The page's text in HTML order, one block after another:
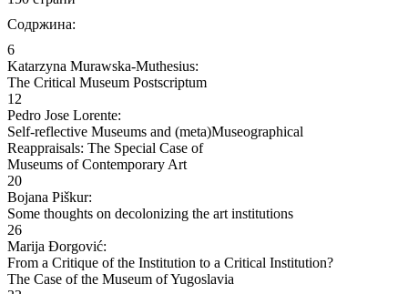
Содржина:
6
Katarzyna Murawska-Muthesius:
The Critical Museum Postscriptum
12
Pedro Jose Lorente:
Self-reflective Museums and (meta)Museographical
Reappraisals: The Special Case of
Museums of Contemporary Art
20
Bojana Piškur:
Some thoughts on decolonizing the art institutions
26
Marija Đorgović:
From a Critique of the Institution to a Critical Institution?
The Case of the Museum of Yugoslavia